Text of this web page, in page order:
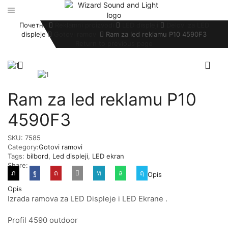
Почетна
displeje
Ram za led reklamu P10 4590F3
Ram za led reklamu P10
4590F3
SKU: 7585
Category:Gotovi ramovi
Tags: bilbord, Led displeji, LED ekran
Share:
Opis
Opis
Izrada ramova za LED Displeje i LED Ekrane .
Profil 4590 outdoor